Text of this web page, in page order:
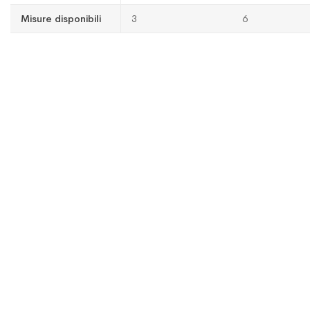
Misure disponibili 3 6